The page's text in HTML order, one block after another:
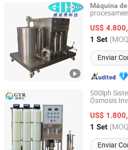
Máquina de
US$
1 Set
Enviar
Guangzhou Scmixer Machinery
Guangdong, China
500lph
Ósmosis
Máquina
Potable/
Etiopía
US$
1 Set
Enviar
Ningbo Golden Yangtze River
Co., Ltd
Zhejiang, China